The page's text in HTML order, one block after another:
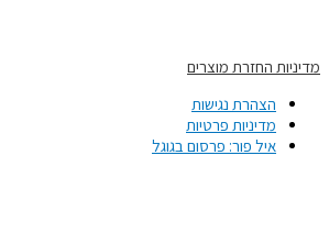
מדיניות החזרת מוצרים
הצהרת נגישות
מדיניות פרטיות
איל פור: פרסום בגוגל